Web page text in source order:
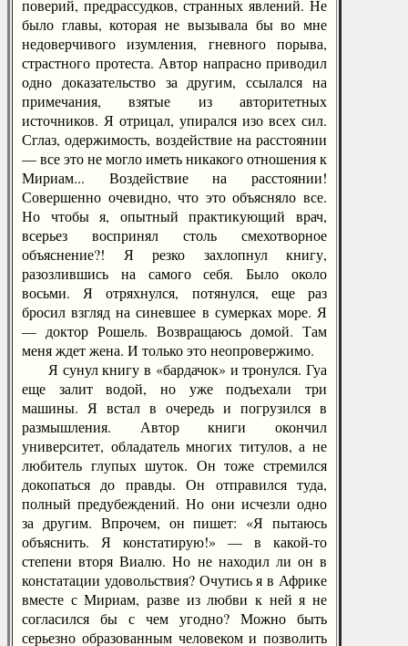
поверий, предрассудков, странных явлений. Не
было главы, которая не вызывала бы во мне
недоверчивого изумления, гневного порыва,
страстного протеста. Автор напрасно приводил
одно доказательство за другим, ссылался на
примечания, взятые из авторитетных
источников. Я отрицал, упирался изо всех сил.
Сглаз, одержимость, воздействие на расстоянии
— все это не могло иметь никакого отношения к
Мириам... Воздействие на расстоянии!
Совершенно очевидно, что это объясняло все.
Но чтобы я, опытный практикующий врач,
всерьез воспринял столь смехотворное
объяснение?! Я резко захлопнул книгу,
разозлившись на самого себя. Было около
восьми. Я отряхнулся, потянулся, еще раз
бросил взгляд на синевшее в сумерках море. Я
— доктор Рошель. Возвращаюсь домой. Там
меня ждет жена. И только это неопровержимо.
Я сунул книгу в «бардачок» и тронулся. Гуа
еще залит водой, но уже подъехали три
машины. Я встал в очередь и погрузился в
размышления. Автор книги окончил
университет, обладатель многих титулов, а не
любитель глупых шуток. Он тоже стремился
докопаться до правды. Он отправился туда,
полный предубеждений. Но они исчезли одно
за другим. Впрочем, он пишет: «Я пытаюсь
объяснить. Я констатирую!» — в какой-то
степени вторя Виалю. Но не находил ли он в
констатации удовольствия? Очутись я в Африке
вместе с Мириам, разве из любви к ней я не
согласился бы с чем угодно? Можно быть
серьезно образованным человеком и позволить